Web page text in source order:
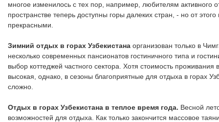
многое изменилось с тех пор, например, любителям активного
пространстве теперь доступны горы далеких стран, - но от
прекрасными.
Зимний отдых в горах Узбекистана организован только в
несколько современных пансионатов гостиничного типа и
выбор коттеджей частного сектора. Хотя стоимость
высокая, однако, в сезоны благоприятные для отдыха в горах
сложно.
Отдых в горах Узбекистана в теплое время года. Весной
возможностей для отдыха. Как только закончится массовое